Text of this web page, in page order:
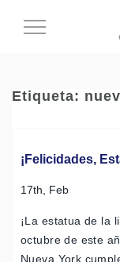
Cambiar
navegación
Etiqueta:
¡Felicidades,
17th, Feb
¡La estatua de la
octubre de este
Nueva York